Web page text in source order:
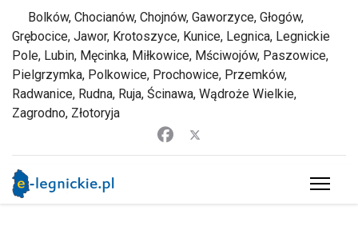
Bolków, Chocianów, Chojnów, Gaworzyce, Głogów,
Grębocice, Jawor, Krotoszyce, Kunice, Legnica, Legnickie
Pole, Lubin, Męcinka, Miłkowice, Mściwojów, Paszowice,
Pielgrzymka, Polkowice, Prochowice, Przemków,
Radwanice, Rudna, Ruja, Ścinawa, Wądroże Wielkie,
Zagrodno, Złotoryja